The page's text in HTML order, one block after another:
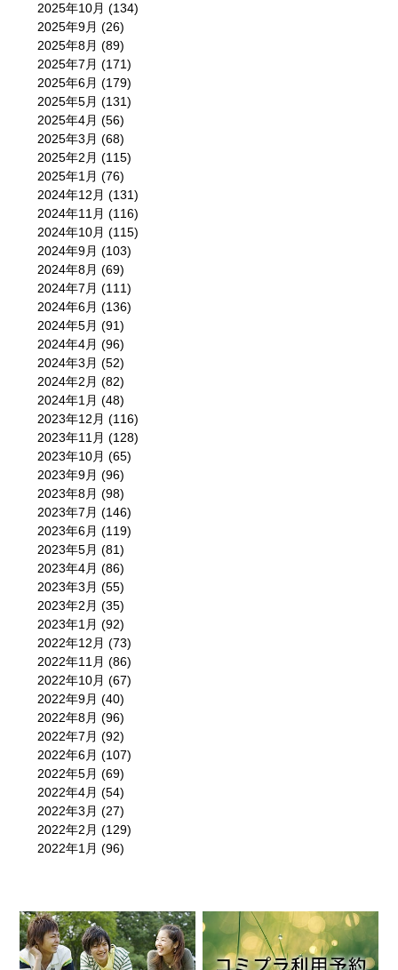
2025年10月 (134)
2025年9月 (26)
2025年8月 (89)
2025年7月 (171)
2025年6月 (179)
2025年5月 (131)
2025年4月 (56)
2025年3月 (68)
2025年2月 (115)
2025年1月 (76)
2024年12月 (131)
2024年11月 (116)
2024年10月 (115)
2024年9月 (103)
2024年8月 (69)
2024年7月 (111)
2024年6月 (136)
2024年5月 (91)
2024年4月 (96)
2024年3月 (52)
2024年2月 (82)
2024年1月 (48)
2023年12月 (116)
2023年11月 (128)
2023年10月 (65)
2023年9月 (96)
2023年8月 (98)
2023年7月 (146)
2023年6月 (119)
2023年5月 (81)
2023年4月 (86)
2023年3月 (55)
2023年2月 (35)
2023年1月 (92)
2022年12月 (73)
2022年11月 (86)
2022年10月 (67)
2022年9月 (40)
2022年8月 (96)
2022年7月 (92)
2022年6月 (107)
2022年5月 (69)
2022年4月 (54)
2022年3月 (27)
2022年2月 (129)
2022年1月 (96)